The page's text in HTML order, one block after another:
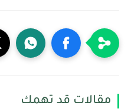
مقالات قد تهمك